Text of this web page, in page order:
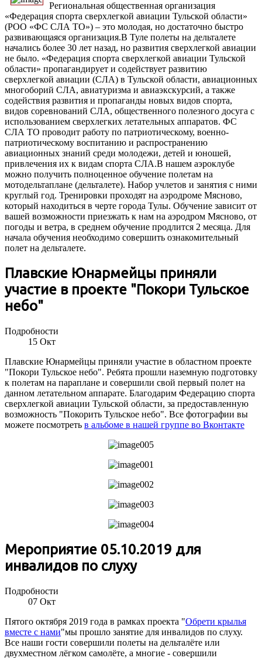
Региональная общественная организация
«Федерация спорта сверхлегкой авиации Тульской области»
(РОО «ФС СЛА ТО») – это молодая, но достаточно быстро
развивающаяся организация.В Туле полеты на дельталете
начались более 30 лет назад, но развития сверхлегкой авиации
не было. «Федерация спорта сверхлегкой авиации Тульской
области» пропагандирует и содействует развитию
сверхлегкой авиации (СЛА) в Тульской области, авиационных
многоборий СЛА, авиатуризма и авиаэкскурсий, а также
содействия развития и пропаганды новых видов спорта,
видов соревнований СЛА, общественного полезного досуга с
использованием сверхлегких летательных аппаратов. ФС
СЛА ТО проводит работу по патриотическому, военно-
патриотическому воспитанию и распространению
авиационных знаний среди молодежи, детей и юношей,
привлечения их к видам спорта СЛА.В нашем аэроклубе
можно получить полноценное обучение полетам на
мотодельтаплане (дельталете). Набор учлетов и занятия с ними
круглый год. Тренировки проходят на аэродроме Мясново,
который находиться в черте города Тулы. Обучение зависит от
вашей возможности приезжать к нам на аэродром Мясново, от
погоды и ветра, в среднем обучение продлится 2 месяца. Для
начала обучения необходимо совершить ознакомительный
полет на дельталете.
Плавские Юнармейцы приняли
участие в проекте "Покори Тульское
небо"
Подробности
15 Окт
Плавские Юнармейцы приняли участие в областном проекте
"Покори Тульское небо". Ребята прошли наземную подготовку
к полетам на параплане и совершили свой первый полет на
данном летательном аппарате. Благодарим Федерацию спорта
сверхлегкой авиации Тульской области, за предоставленную
возможность "Покорить Тульское небо". Все фотографии вы
можете посмотреть в альбоме в нашей группе во Вконтакте
Мероприятие 05.10.2019 для
инвалидов по слуху
Подробности
07 Окт
Пятого октября 2019 года в рамках проекта "Обрети крылья
вместе с нами"мы прошло занятие для инвалидов по слуху.
Все наши гости совершили полеты на дельталёте или
двухместном лёгком самолёте, а многие - совершили